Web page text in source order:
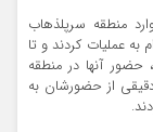
قطعنامه وارد منطقه سرپلذهاب
عملیات کردند و تا
آنها در منطقه
از حضورشان به